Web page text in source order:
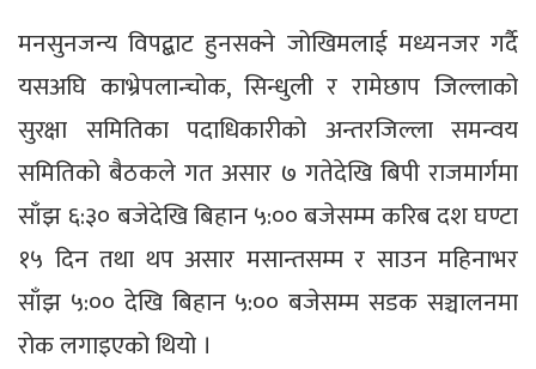
मनसुनजन्य विपद्बाट हुनसक्ने जोखिमलाई मध्यनजर गर्दै
यसअघि काभ्रेपलान्चोक, सिन्धुली र रामेछाप जिल्लाको
सुरक्षा समितिका पदाधिकारीको अन्तरजिल्ला समन्वय
समितिको बैठकले गत असार ७ गतेदेखि बिपी राजमार्गमा
साँझ ६:३० बजेदेखि बिहान ५:०० बजेसम्म करिब दश घण्टा
१५ दिन तथा थप असार मसान्तसम्म र साउन महिनाभर
साँझ ५:०० देखि बिहान ५:०० बजेसम्म सडक सञ्चालनमा
रोक लगाइएको थियो ।